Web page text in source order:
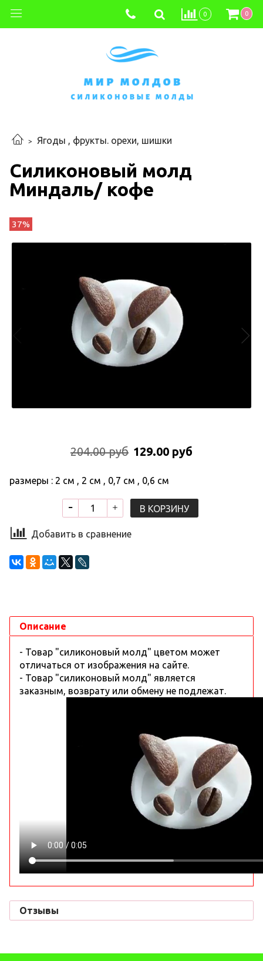
0 0
Ягоды , фрукты. орехи, шишки
Силиконовый молд
Миндаль/ кофе
37%
204.00 руб 129.00 руб
размеры : 2 см , 2 см , 0,7 см , 0,6 см
В КОРЗИНУ
Добавить в сравнение
Описание
- Товар "силиконовый молд" цветом может
отличаться от изображения на сайте.
- Товар "силиконовый молд" является
заказным, возврату или обмену не подлежат.
Отзывы